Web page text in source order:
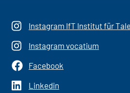
Instagram IfT Institut für
Instagram vocatium
Facebook
Linkedin